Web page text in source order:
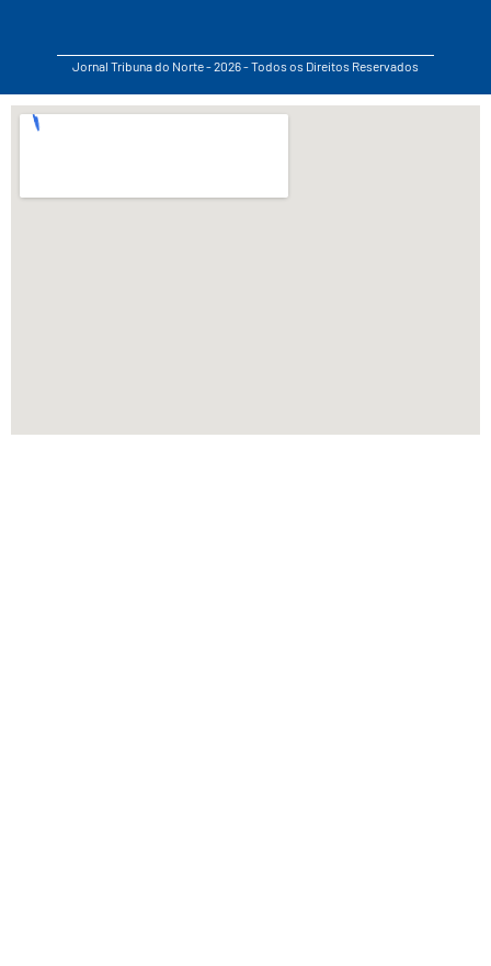
Jornal Tribuna do Norte - 2026 - Todos os Direitos Reservados